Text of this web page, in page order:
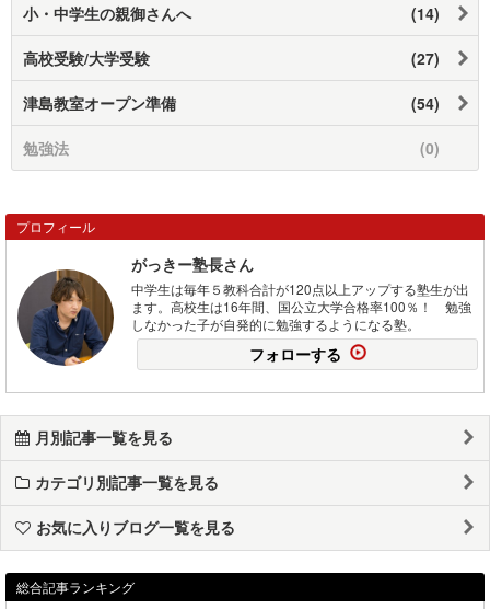
小・中学生の親御さんへ (14)
高校受験/大学受験 (27)
津島教室オープン準備 (54)
勉強法 (0)
プロフィール
がっきー塾長さん
中学生は毎年５教科合計が120点以上アップする塾生が出
ます。高校生は16年間、国公立大学合格率100％！ 勉強
しなかった子が自発的に勉強するようになる塾。
フォローする
月別記事一覧を見る
カテゴリ別記事一覧を見る
お気に入りブログ一覧を見る
総合記事ランキング